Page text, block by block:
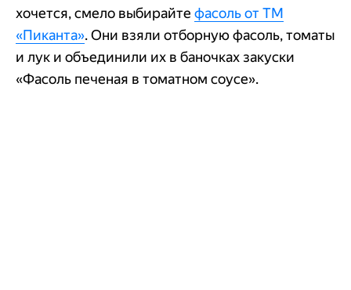
хочется, смело выбирайте фасоль от ТМ
«Пиканта». Они взяли отборную фасоль, томаты
и лук и объединили их в баночках закуски
«Фасоль печеная в томатном соусе».